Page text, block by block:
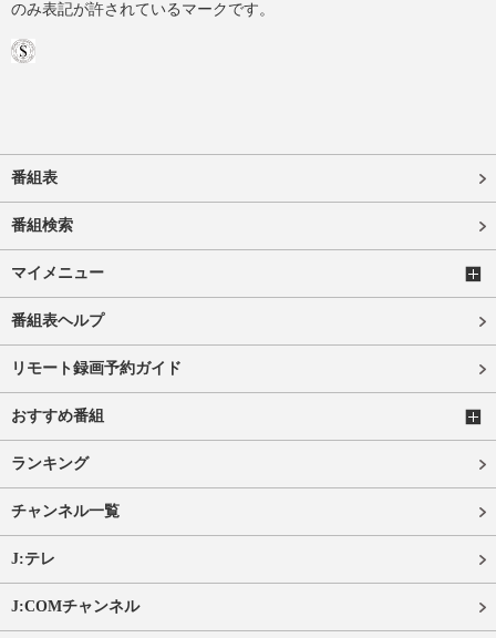
のみ表記が許されているマークです。
番組表
番組検索
マイメニュー
番組表ヘルプ
リモート録画予約ガイド
おすすめ番組
ランキング
チャンネル一覧
J:テレ
J:COMチャンネル